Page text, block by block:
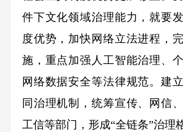
件下文化领域治理能力，就要
度优势，加快网络立法进程，
施，重点加强人工智能治理、
网络数据安全等法律规范。建
同治理机制，统筹宣传、网信
工信等部门，形成“全链条”治理